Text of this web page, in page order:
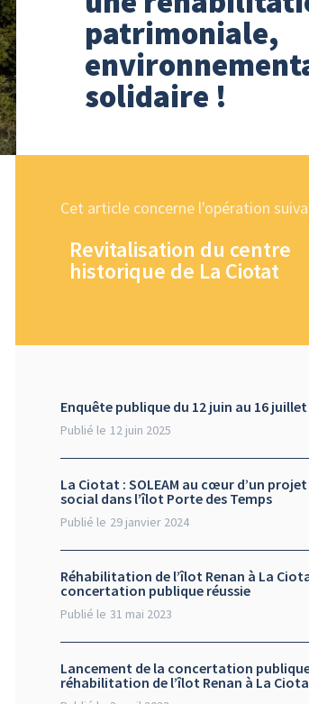
patrimoniale,
solidaire !
Cet article concerne l'opération
Revitalisation du centre
historique de La Ciotat
Enquête publique du 12 juin au 16 juillet
Publié le 12 juin 2025
La Ciotat : SOLEAM au cœur d’un
social dans l’îlot Porte des Temps
Publié le 29 janvier 2024
Réhabilitation de l’îlot Renan à La
concertation publique réussie
Publié le 31 mai 2023
Lancement de la concertation
réhabilitation de l’îlot Renan à La